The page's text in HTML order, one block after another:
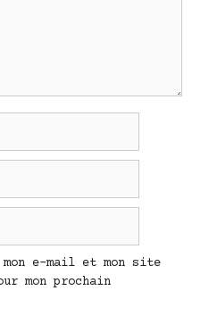
e-mail et mon site
mon prochain